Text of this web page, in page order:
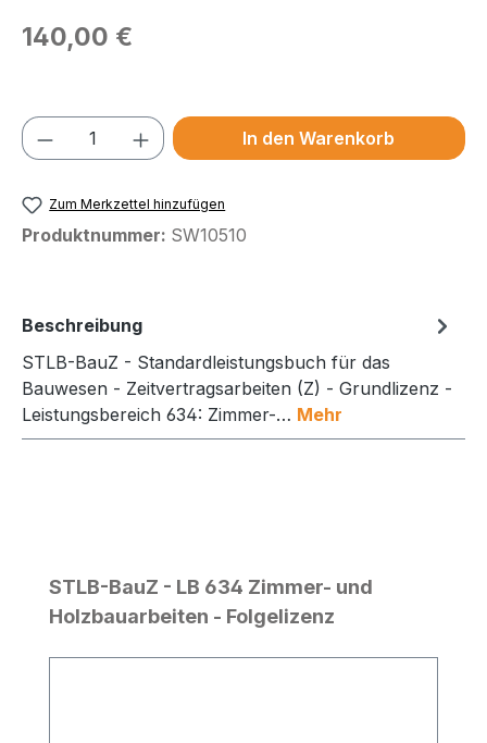
Regulärer Preis:
140,00 €
Produkt Anzahl: Gib den gewünschten
In den Warenkorb
Zum Merkzettel hinzufügen
Produktnummer: SW10510
Beschreibung
STLB-BauZ - Standardleistungsbuch für das
Bauwesen - Zeitvertragsarbeiten (Z) - Grundlizenz -
Leistungsbereich 634: Zimmer-… Mehr
Produktgalerie überspringen
STLB-BauZ - LB 634 Zimmer- und
Holzbauarbeiten - Folgelizenz